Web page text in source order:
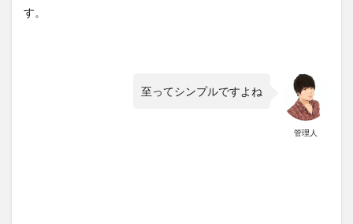
す。
管理人
至ってシンプルですよね